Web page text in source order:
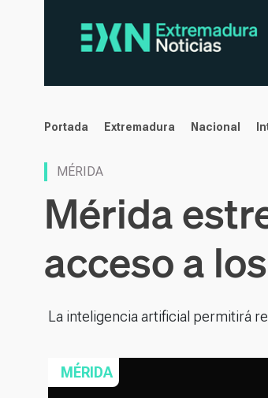
noticias
Portada Extremadura Nacional
MÉRIDA
Mérida
acceso a
La inteligencia artificial permitirá
MÉRIDA